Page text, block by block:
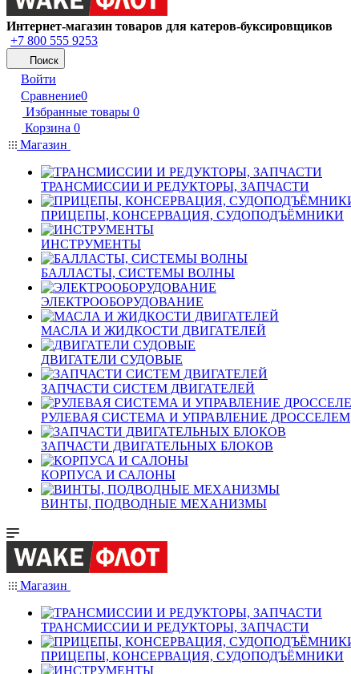
Интернет-магазин товаров для катеров-буксировщиков
+7 800 555 9253
Поиск
Войти
Сравнение0
Избранные товары 0
Корзина 0
Магазин
ТРАНСМИССИИ И РЕДУКТОРЫ, ЗАПЧАСТИ
ПРИЦЕПЫ, КОНСЕРВАЦИЯ, СУДОПОДЪЁМНИКИ
ИНСТРУМЕНТЫ
БАЛЛАСТЫ, СИСТЕМЫ ВОЛНЫ
ЭЛЕКТРООБОРУДОВАНИЕ
МАСЛА И ЖИДКОСТИ ДВИГАТЕЛЕЙ
ДВИГАТЕЛИ СУДОВЫЕ
ЗАПЧАСТИ СИСТЕМ ДВИГАТЕЛЕЙ
РУЛЕВАЯ СИСТЕМА И УПРАВЛЕНИЕ ДРОССЕЛЕМ
ЗАПЧАСТИ ДВИГАТЕЛЬНЫХ БЛОКОВ
КОРПУСА И САЛОНЫ
ВИНТЫ, ПОДВОДНЫЕ МЕХАНИЗМЫ
Магазин
ТРАНСМИССИИ И РЕДУКТОРЫ, ЗАПЧАСТИ
ПРИЦЕПЫ, КОНСЕРВАЦИЯ, СУДОПОДЪЁМНИКИ